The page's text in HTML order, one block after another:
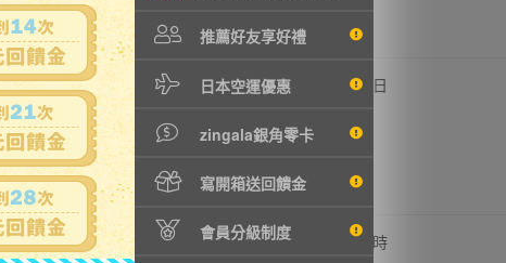
推薦好友享好禮
日本空運優惠
zingala銀角零卡
寫開箱送回饋金
會員分級制度
3,000円
NT649元
3,000円 0 6日
2,000円 2,000円 0 1 時